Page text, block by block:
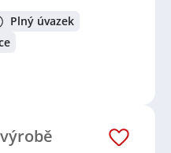
Plný úvazek